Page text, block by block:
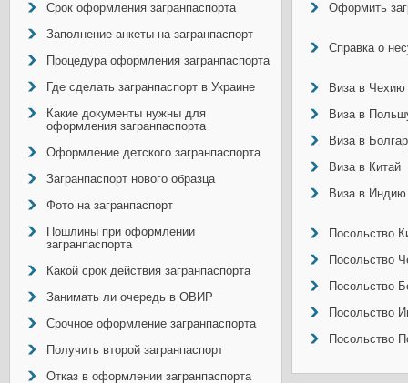
Срок оформления загранпаспорта
Заполнение анкеты на загранпаспорт
Процедура оформления загранпаспорта
Где сделать загранпаспорт в Украине
Какие документы нужны для
оформления загранпаспорта
Оформление детского загранпаспорта
Загранпаспорт нового образца
Фото на загранпаспорт
Пошлины при оформлении
загранпаспорта
Какой срок действия загранпаспорта
Занимать ли очередь в ОВИР
Срочное оформление загранпаспорта
Получить второй загранпаспорт
Отказ в оформлении загранпаспорта
Оформить
Справка о
Виза в Чехию
Виза в
Виза в
Виза в Китай
Виза в Индию
Посольство
Посольство
Посольство
Посольство
Посольство